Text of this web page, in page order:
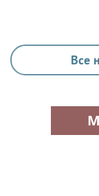
Все